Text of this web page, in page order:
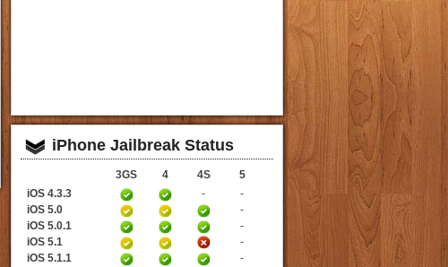
iPhone Jailbreak Status
3GS 4 4S
5
iOS 4.3.3
-
-
iOS 5.0
-
iOS 5.0.1
-
iOS 5.1
-
iOS 5.1.1
-